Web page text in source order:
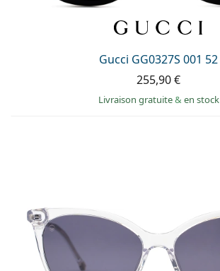
Gucci GG0327S 001 52
255,90 €
Livraison gratuite& en stock